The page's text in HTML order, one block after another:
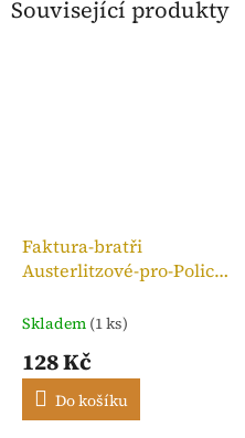
Související produkty
Faktura-bratři
Austerlitzové-pro-Police
Skladem (1 ks)
128 Kč
Do košíku